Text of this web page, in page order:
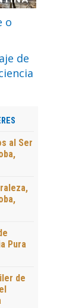
al Ser
Pura
de